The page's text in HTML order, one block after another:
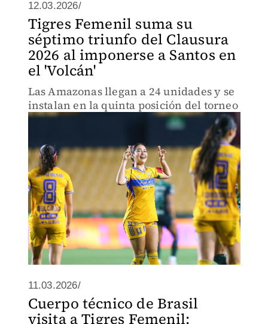
12.03.2026/
Tigres Femenil suma su
séptimo triunfo del Clausura
2026 al imponerse a Santos en
el 'Volcán'
Las Amazonas llegan a 24 unidades y se
instalan en la quinta posición del torneo
11.03.2026/
Cuerpo técnico de Brasil
visita a Tigres Femenil: